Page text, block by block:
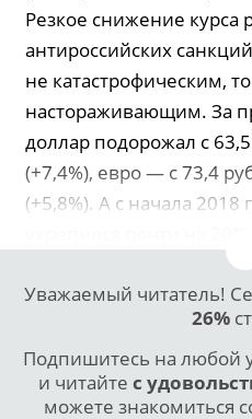
Резкое снижение курса
антироссийских
не катастрофическим,
настораживающим. За
доллар подорожал с
(+7,4%), евро — с 73,4
(+5,8%). А с начала 2018
Уважаемый читатель!
26%
Подпишитесь на любой
и читайте с
можете знакомиться